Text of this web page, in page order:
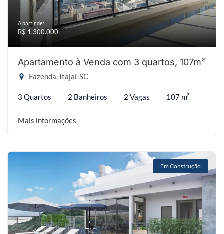
A partir de:
R$ 1.300.000
Apartamento à Venda com 3 quartos, 107m²
Fazenda, Itajaí-SC
3 Quartos 2 Banheiros 2 Vagas 107 m²
Mais informações
Em Construção